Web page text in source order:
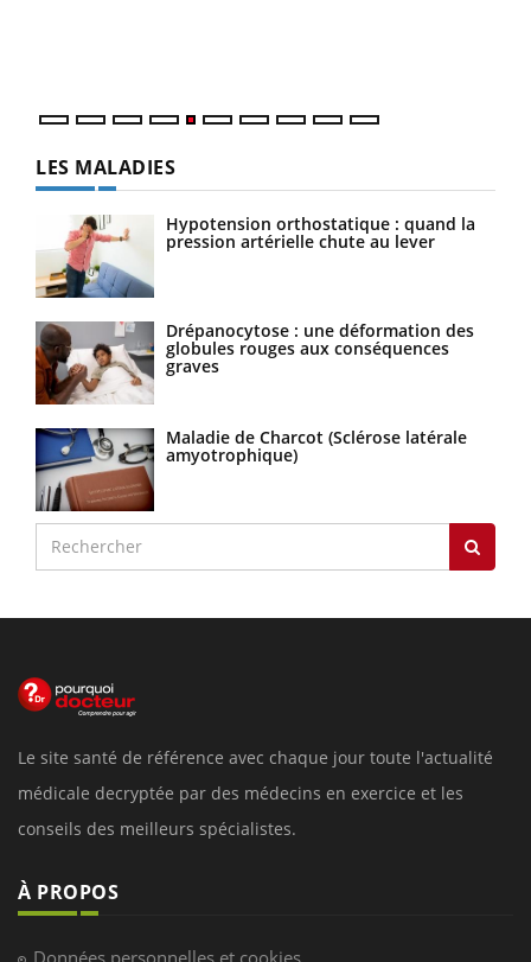
LES MALADIES
Hypotension orthostatique : quand la
pression artérielle chute au lever
Drépanocytose : une déformation des
globules rouges aux conséquences
graves
Maladie de Charcot (Sclérose latérale
amyotrophique)
Le site santé de référence avec chaque jour toute l'actualité
médicale decryptée par des médecins en exercice et les
conseils des meilleurs spécialistes.
À PROPOS
Données personnelles et cookies